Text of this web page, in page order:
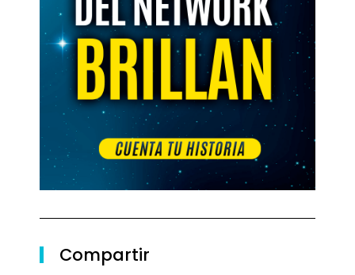
Compartir